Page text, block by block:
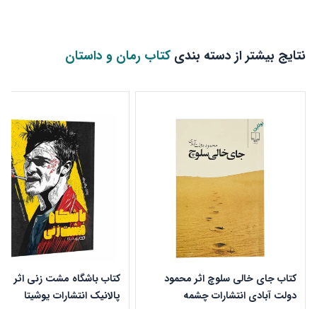
نتایج بیشتر از دسته بندی کتاب رمان و داستان
کتاب جای خالی سلوچ اثر محمود
دولت آبادی انتشارات چشمه
کتاب باشگاه مشت زنی اثر
پالانیک انتشارات یوشیتا